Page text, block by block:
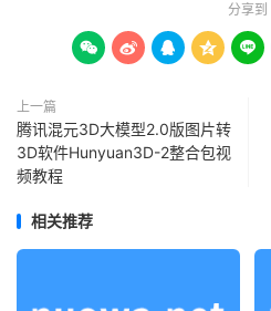
分享到
    
上一篇
腾讯混元3D大模型2.0版图片转
3D软件Hunyuan3D-2整合包视
频教程
相关推荐